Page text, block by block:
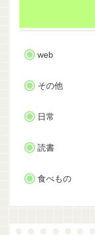
web
その他
日常
読書
食べもの